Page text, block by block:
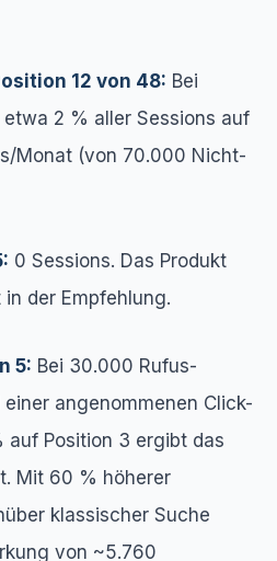
12 von 48: Bei
2 % aller Sessions auf
Monat (von 70.000 Nicht-
0 Sessions. Das Produkt
der Empfehlung.
5: Bei 30.000 Rufus-
angenommenen Click-
auf Position 3 ergibt das
Mit 60 % höherer
klassischer Suche
von ~5.760